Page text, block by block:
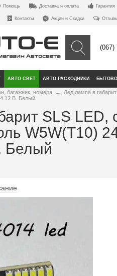
Помощь Доставка и оплата Гарантия
Контакты Акции и Скидки
(067)
АВТО СВЕТ АВТО РАСХОДНИКИ
багажник, номера →
Лед лампа в
12 В. Белый
SLS LED,
W5W(T10)
Белый